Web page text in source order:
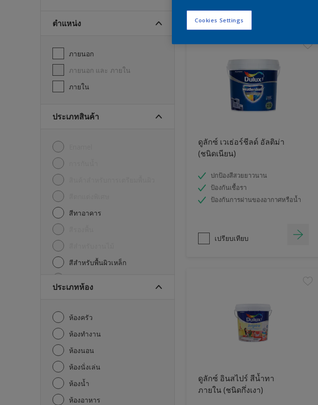
ตำแหน่ง
ภายนอก
ภายนอก และ ภายใน
ภายใน
ประเภทสินค้า
สีทาอาคาร
สีสำหรับพื้นผิวเหล็ก
ประเภทห้อง
ห้องครัว
ห้องทำงาน
ห้องนอน
ห้องนั่งเล่น
ห้องน้ำ
ห้องอาหาร
ดูลักซ์ เวเธ่อร์ชีลด์ อัลติม่า
(ชนิดเนียน)
ปกป้องสีสวยยาวนาน
ป้องกันเชื้อรา
ป้องกันการผ่านของอากาศหรือน้ำ
เปรียบเทียบ
ดูลักซ์ อินสไปร์ สีน้ำทา
ภายใน (ชนิดกึ่งเงา)
Cookies Settings